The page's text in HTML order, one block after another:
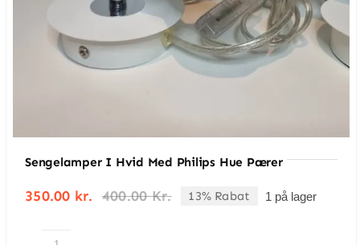
Sengelamper I Hvid Med Philips Hue Pærer
400.00Kr.Den
350.00 kr.
Den13% Rabat 1 på lager